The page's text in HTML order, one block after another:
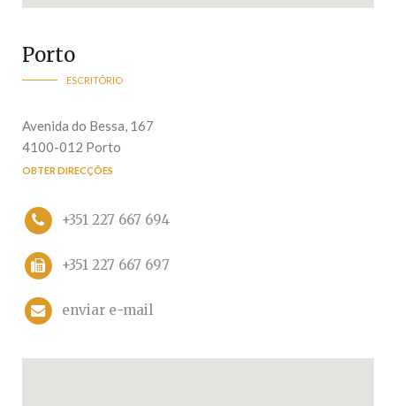
Porto
ESCRITÓRIO
Avenida do Bessa, 167
4100-012 Porto
OBTER DIRECÇÕES
+351 227 667 694
+351 227 667 697
enviar e-mail